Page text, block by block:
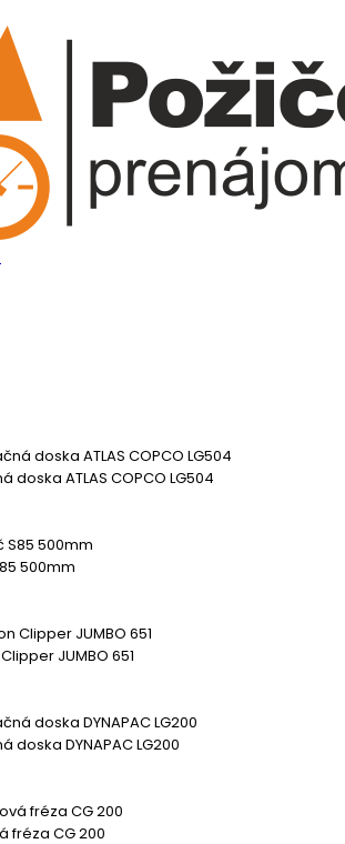
doska ATLAS COPCO LG504
500mm
JUMBO 651
doska DYNAPAC LG200
fréza CG 200